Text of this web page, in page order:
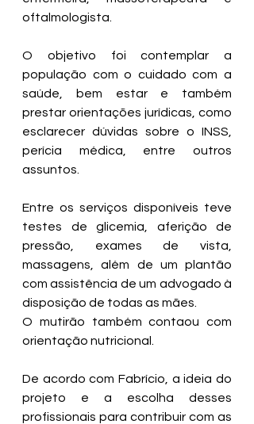
oftalmologista.
O objetivo foi contemplar a
população com o cuidado com a
saúde, bem estar e também
prestar orientações jurídicas, como
esclarecer dúvidas sobre o INSS,
perícia médica, entre outros
assuntos.
Entre os serviços disponíveis teve
testes de glicemia, aferição de
pressão, exames de vista,
massagens, além de um plantão
com assistência de um advogado à
disposição de todas as mães.
O mutirão também contaou com
orientação nutricional.
De acordo com Fabrício, a ideia do
projeto e a escolha desses
profissionais para contribuir com as